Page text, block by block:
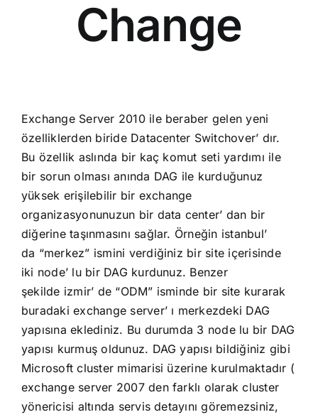
Change
Exchange Server 2010 ile beraber gelen yeni
özelliklerden biride Datacenter Switchover’ dır.
Bu özellik aslında bir kaç komut seti yardımı ile
bir sorun olması anında DAG ile kurduğunuz
yüksek erişilebilir bir exchange
organizasyonunuzun bir data center’ dan bir
diğerine taşınmasını sağlar. Örneğin istanbul’
da “merkez” ismini verdiğiniz bir site içerisinde
iki node’ lu bir DAG kurdunuz. Benzer
şekilde izmir’ de “ODM” isminde bir site kurarak
buradaki exchange server’ ı merkezdeki DAG
yapısına eklediniz. Bu durumda 3 node lu bir DAG
yapısı kurmuş oldunuz. DAG yapısı bildiğiniz gibi
Microsoft cluster mimarisi üzerine kurulmaktadır (
exchange server 2007 den farklı olarak cluster
yönericisi altında servis detayını göremezsiniz,